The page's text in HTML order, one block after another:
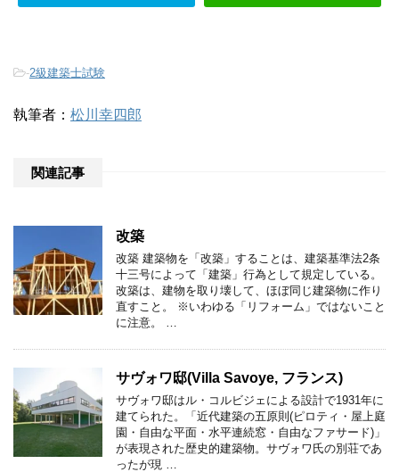
-2級建築士試験
執筆者： 松川幸四郎
関連記事
改築
改築 建築物を「改築」することは、建築基準法2条
十三号によって「建築」行為として規定している。
改築は、建物を取り壊して、ほぼ同じ建築物に作り
直すこと。 ※いわゆる「リフォーム」ではないこと
に注意。 …
サヴォワ邸(Villa Savoye, フランス)
サヴォワ邸はル・コルビジェによる設計で1931年に
建てられた。「近代建築の五原則(ピロティ・屋上庭
園・自由な平面・水平連続窓・自由なファサード)」
が表現された歴史的建築物。サヴォワ氏の別荘であ
ったが現 …